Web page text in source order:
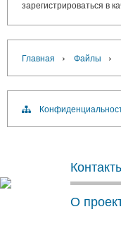
зарегистрироваться в
Главная › Файлы ›
О